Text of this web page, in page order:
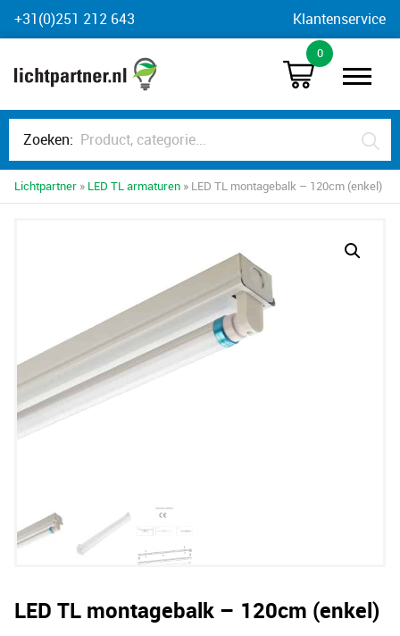
Skip
to
+31(0)251 212 643 Klantenservice
0
Zoeken:
Lichtpartner » LED TL armaturen » LED TL montagebalk – 120cm (enkel)
LED TL montagebalk – 120cm (enkel)